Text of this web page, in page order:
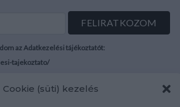
Cookie (süti) kezelés
az Adatkezelési tájékoztatót:
tajekoztato/
Áraink